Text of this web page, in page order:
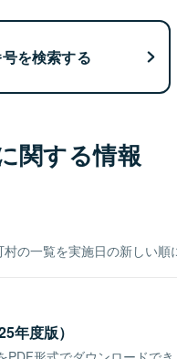
を検索する
関する情報
の一覧を実施日の新しい順
年度版）